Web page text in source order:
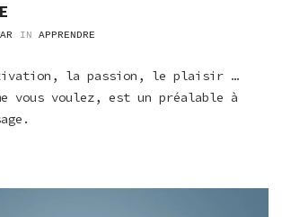
IN APPRENDRE
la passion, le plaisir …
vous voulez, est un préalable à